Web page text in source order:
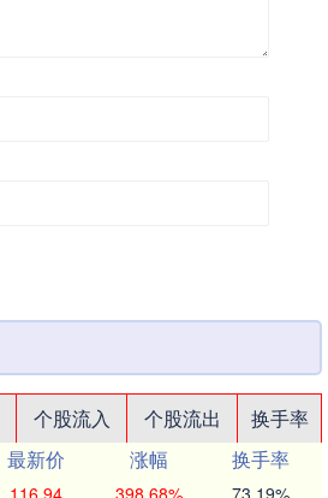
个股流入 个股流出
换手率
最新价 涨幅
换手率